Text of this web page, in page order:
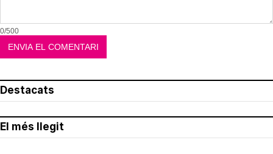
0/500
Destacats
El més llegit